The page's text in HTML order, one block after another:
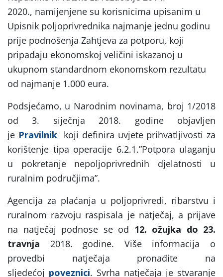
2020., namijenjene su korisnicima upisanim u
Upisnik poljoprivrednika najmanje jednu godinu
prije podnošenja Zahtjeva za potporu, koji
pripadaju ekonomskoj veličini iskazanoj u
ukupnom standardnom ekonomskom rezultatu
od najmanje 1.000 eura.
Podsjećamo, u Narodnim novinama, broj 1/2018
od 3. siječnja 2018. godine objavljen
je Pravilnikkoji definira uvjete prihvatljivosti za
korištenje tipa operacije 6.2.1.”Potpora ulaganju
u pokretanje nepoljoprivrednih djelatnosti u
ruralnim područjima”.
Agencija za plaćanja u poljoprivredi, ribarstvu i
ruralnom razvoju raspisala je natječaj, a prijave
na natječaj podnose se od 12. ožujka do 23.
travnja 2018. godine. Više informacija o
provedbi natječaja pronađite na
sljedećoj poveznici. Svrha natječaja je stvaranje